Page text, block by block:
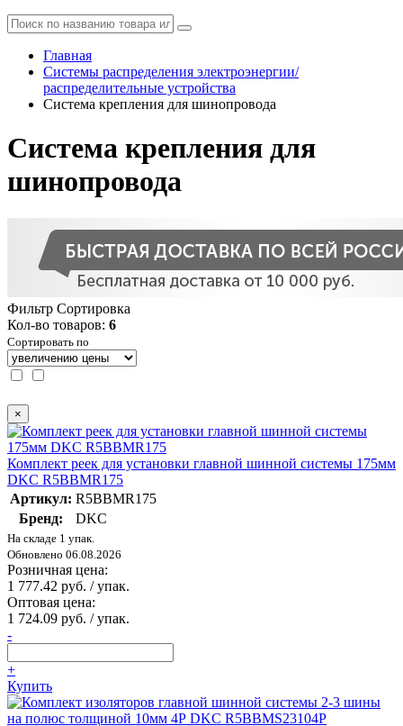
Главная
Системы распределения электроэнергии/
распределительные устройства
Система крепления для шинопровода
Система крепления для
шинопровода
Фильтр Сортировка
Кол-во товаров: 6
Сортировать по
×
Комплект реек для установки главной шинной системы 175мм
DKC R5BBMR175
Артикул: R5BBMR175
Бренд:
DKC
На складе 1 упак.
Обновлено 06.08.2026
Розничная цена:
1 777.42 руб. / упак.
Оптовая цена:
1 724.09 руб. / упак.
-
+
Купить